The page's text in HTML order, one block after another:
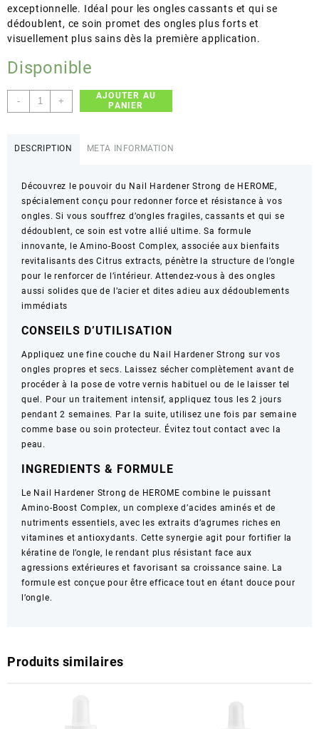
exceptionnelle. Idéal pour les ongles cassants et qui se
dédoublent, ce soin promet des ongles plus forts et
visuellement plus sains dès la première application.
Disponible
-
quantité
de
STRONG
–
Durcisseur
Ongles
+
AJOUTER AU
PANIER
DESCRIPTION META INFORMATION
Découvrez le pouvoir du Nail Hardener Strong de HEROME,
spécialement conçu pour redonner force et résistance à vos
ongles. Si vous souffrez d’ongles fragiles, cassants et qui se
dédoublent, ce soin est votre allié ultime. Sa formule
innovante, le Amino-Boost Complex, associée aux bienfaits
revitalisants des Citrus extracts, pénètre la structure de l’ongle
pour le renforcer de l’intérieur. Attendez-vous à des ongles
aussi solides que de l’acier et dites adieu aux dédoublements
immédiats
CONSEILS D’UTILISATION
Appliquez une fine couche du Nail Hardener Strong sur vos
ongles propres et secs. Laissez sécher complètement avant de
procéder à la pose de votre vernis habituel ou de le laisser tel
quel. Pour un traitement intensif, appliquez tous les 2 jours
pendant 2 semaines. Par la suite, utilisez une fois par semaine
comme base ou soin protecteur. Évitez tout contact avec la
peau.
INGREDIENTS & FORMULE
Le Nail Hardener Strong de HEROME combine le puissant
Amino-Boost Complex, un complexe d’acides aminés et de
nutriments essentiels, avec les extraits d’agrumes riches en
vitamines et antioxydants. Cette synergie agit pour fortifier la
kératine de l’ongle, le rendant plus résistant face aux
agressions extérieures et favorisant sa croissance saine. La
formule est conçue pour être efficace tout en étant douce pour
l’ongle.
Produits similaires